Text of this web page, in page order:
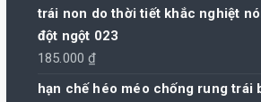
trái non do thời tiết khắc nghiệt
đột ngột 023
185.000₫
hạn chế héo méo chống rung trái